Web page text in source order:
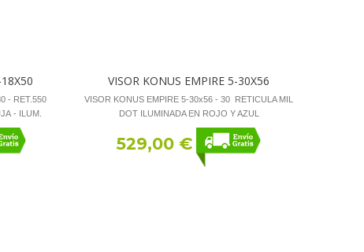
- RET.550
- ILUM.
VISOR KONUS EMPIRE 5-30X56
VISOR KONUS EMPIRE 5-30x56 - 30 RETICULA MIL
DOT ILUMINADA EN ROJO Y AZUL
529,00 €